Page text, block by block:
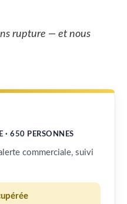
rupture — et nous
· 650 PERSONNES
commerciale, suivi